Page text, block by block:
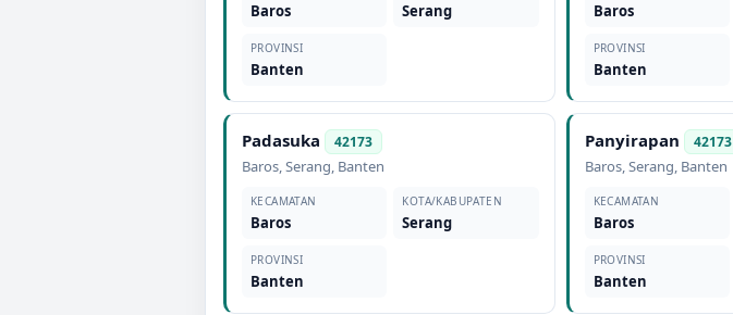
Baros Serang
PROVINSI
Banten
Baros
PROVINSI
Banten
Padasuka 42173
Baros,Serang, Banten
KECAMATAN
Baros
KOTA/KABUPATEN
Serang
PROVINSI
Banten
Panyirapan 42173
Baros,Serang, Banten
KECAMATAN
Baros
PROVINSI
Banten